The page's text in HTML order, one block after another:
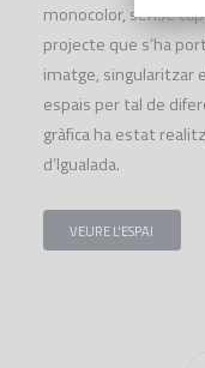
monocolor, sense
projecte que s’ha
imatge, singularitzar
espais per tal de
gràfica ha estat
d’Igualada.
VEURE L'ESPAI